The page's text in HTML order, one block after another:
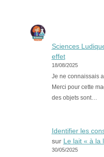
Sciences
effet
18/08/2025
Je ne connaissais
Merci pour cette
des objets sont…
Identifier les
sur Le lait « à la
30/05/2025